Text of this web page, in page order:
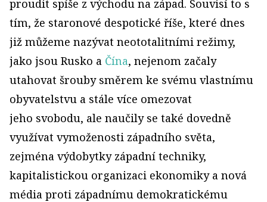
proudit spíše z východu na západ. Souvisí to s
tím, že staronové despotické říše, které dnes
již můžeme nazývat neototalitními režimy,
jako jsou Rusko a Čína, nejenom začaly
utahovat šrouby směrem ke svému vlastnímu
obyvatelstvu a stále více omezovat
jeho svobodu, ale naučily se také dovedně
využívat vymoženosti západního světa,
zejména výdobytky západní techniky,
kapitalistickou organizaci ekonomiky a nová
média proti západnímu demokratickému